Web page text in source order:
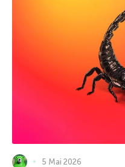
5 Mai 2026